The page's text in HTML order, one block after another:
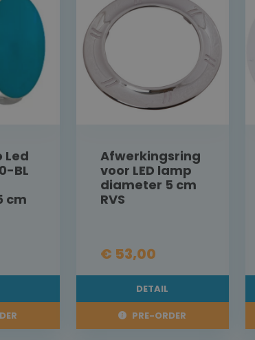
Led
BL
cm
Afwerkingsring
voor LED lamp
diameter 5 cm
RVS
€ 53,00
DETAIL
PRE-ORDER